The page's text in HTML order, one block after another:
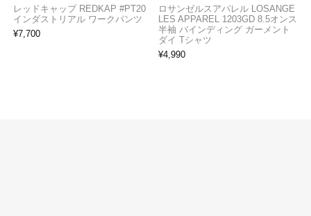
レッドキャップ REDKAP #PT20
インダストリアル ワークパンツ
¥7,700
ロサンゼルスアパレル LOSANGE
LES APPAREL 1203GD 8.5オンス
半袖 バインディング ガーメント
ダイ Tシャツ
¥4,990